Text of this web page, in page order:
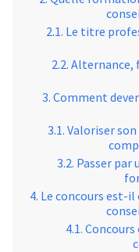
Le titre
Comment
Valoriser
Passer par
Le concours est-